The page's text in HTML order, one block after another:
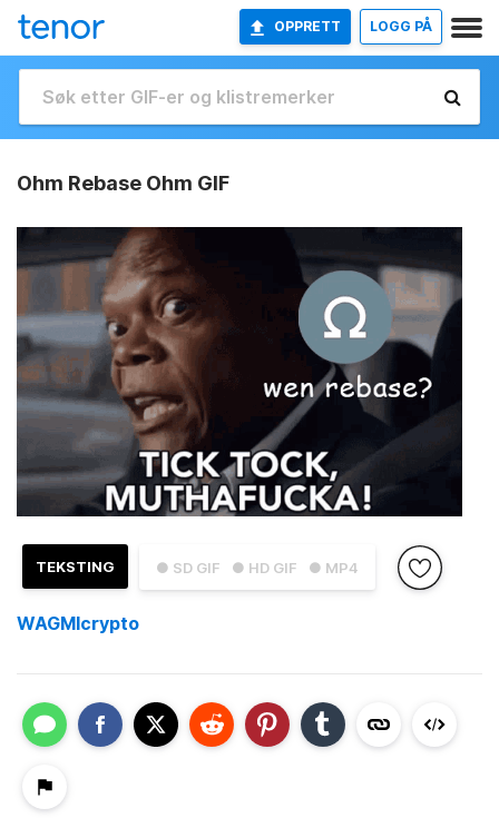
OPPRETT LOGG PÅ
Ohm Rebase Ohm GIF
● SD GIF ● HD GIF ● MP4
TEKSTING
WAGMIcrypto